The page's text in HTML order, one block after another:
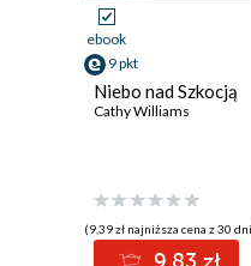
ebook
9 pkt
Niebo nad Szkocją
Cathy Williams
(9,39 zł najniższa cena z 30